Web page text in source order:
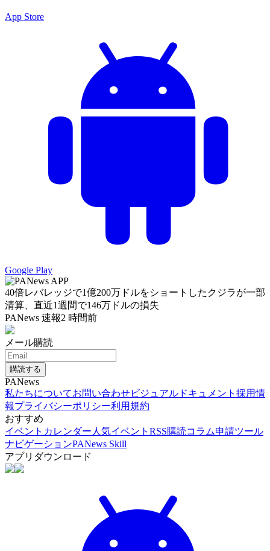
App Store
Google Play
40倍レバレッジで1億200万ドルをショートしたクジラが一部
清算、直近1週間で146万ドルの損失
PANews 速報2 時間前
メール購読
購読する
PANews
私たちについてお問い合わせビジュアルドキュメント 採用情
報プライバシーポリシー利用規約
おすすめ
イベントカレンダー人気イベント RSS購読コラム申請ツール
ナビゲーションPANews Skill
アプリダウンロード